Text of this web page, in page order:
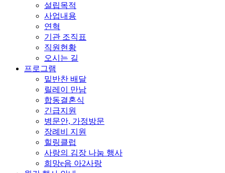
설립목적
사업내용
연혁
기관 조직표
직원현황
오시는 길
프로그램
밑반찬 배달
릴레이 만남
합동결혼식
긴급지원
병문안, 가정방문
장례비 지원
힐링클럽
사랑의 김장 나눔 행사
희망e음 아2사랑